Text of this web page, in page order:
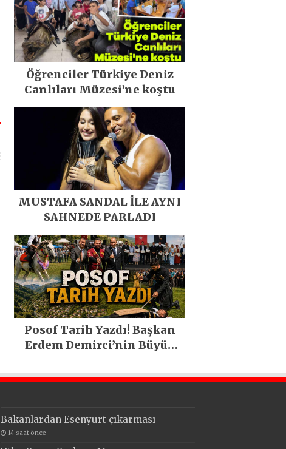
Öğrenciler Türkiye Deniz
Canlıları Müzesi’ne koştu
MUSTAFA SANDAL İLE AYNI
SAHNEDE PARLADI
Posof Tarih Yazdı! Başkan
Erdem Demirci’nin Büyük
Büyük Festivali Gerçekleşti
Bakanlardan Esenyurt çıkarması
14 saat önce